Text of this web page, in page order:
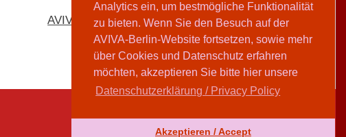
Analytics ein, um bestmögliche Funktionalität
zu bieten. Wenn Sie den Besuch auf der
AVIVA-Berlin-Website fortsetzen, sowie mehr
über Cookies und Datenschutz erfahren
möchten, akzeptieren Sie bitte hier unsere
Datenschutzerklärung / Privacy Policy
Akzeptieren / Accept
AVIVA-Redaktion